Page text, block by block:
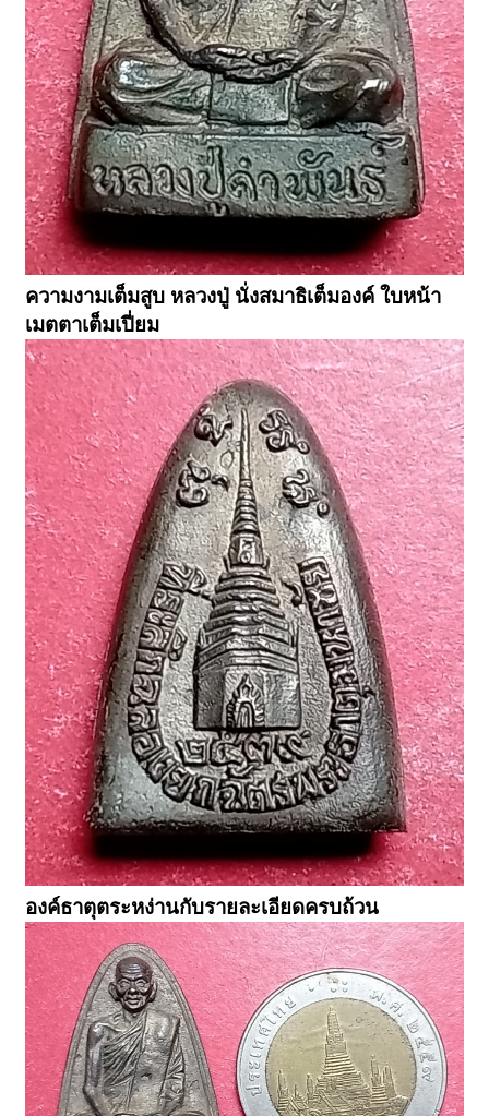
ความงามเต็มสูบ หลวงปู่ นั่งสมาธิเต็มองค์ ใบหน้า
เมตตาเต็มเปี่ยม
องค์ธาตุตระหง่านกับรายละเอียดครบถ้วน